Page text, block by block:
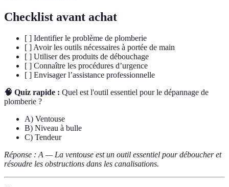
Checklist avant achat
[ ] Identifier le problème de plomberie
[ ] Avoir les outils nécessaires à portée de main
[ ] Utiliser des produits de débouchage
[ ] Connaître les procédures d’urgence
[ ] Envisager l’assistance professionnelle
🧠 Quiz rapide : Quel est l'outil essentiel pour le dépannage de
plomberie ?
A) Ventouse
B) Niveau à bulle
C) Tendeur
Réponse : A — La ventouse est un outil essentiel pour déboucher et
résoudre les obstructions dans les canalisations.